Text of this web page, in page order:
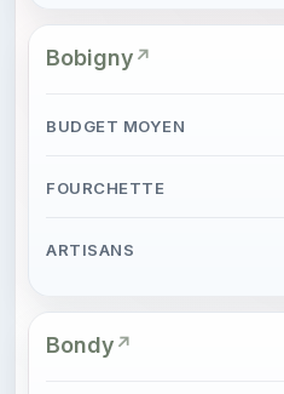
Bobigny
Bondy